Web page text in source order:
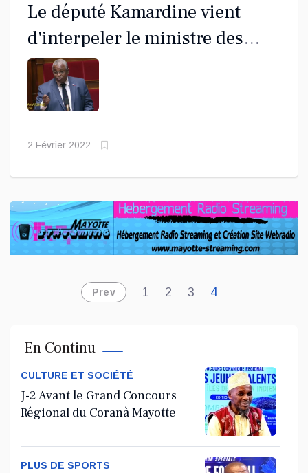
Le député Kamardine vient
d'interpeler le ministre des
outre-mer Lecornu sur la loi
Mayotte à l'Assemblée
Nationale
2 Février 2022
Prev 1 2 3 4
En Continu
CULTURE ET SOCIÉTÉ
J-2 Avant le Grand Concours
Régional du Coranà Mayotte
PLUS DE SPORTS